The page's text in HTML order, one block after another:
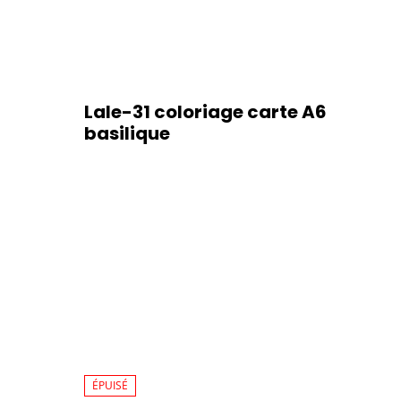
Lale-31 coloriage carte A6
basilique
ÉPUISÉ